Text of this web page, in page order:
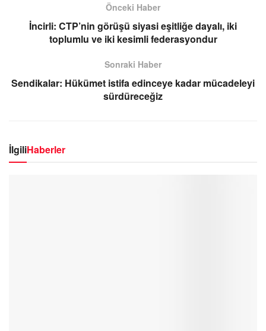
Önceki Haber
İncirli: CTP’nin görüşü siyasi eşitliğe dayalı, iki
toplumlu ve iki kesimli federasyondur
Sonraki Haber
Sendikalar: Hükümet istifa edinceye kadar mücadeleyi
sürdüreceğiz
İlgiliHaberler